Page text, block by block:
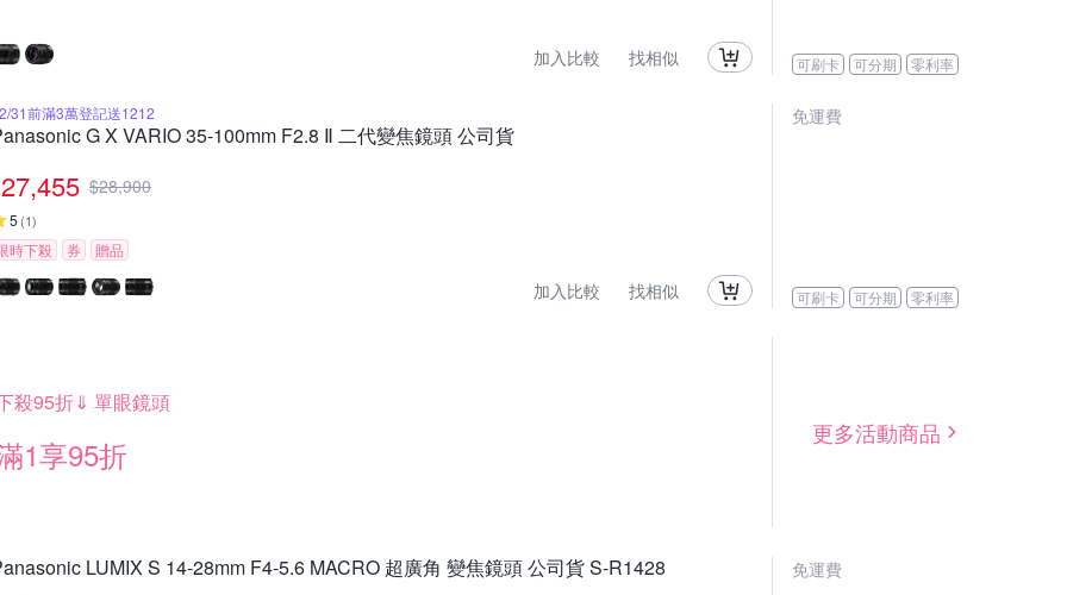
加入比較 找相似 可刷卡 可分期 零利率
31前滿3萬登記送1212
G X VARIO 35-100mm F2.8 Ⅱ 二代變焦鏡頭 公司貨
27,455 $28,900
5 (1)
時下殺 券 贈品
加入比較 找相似
免運費
可刷卡 可分期 零利率
殺95折⇓ 單眼鏡頭
1享95折
更多活動商品
LUMIX S 14-28mm F4-5.6 MACRO 超廣角 變焦鏡頭 公司貨 S-R1428 免運費